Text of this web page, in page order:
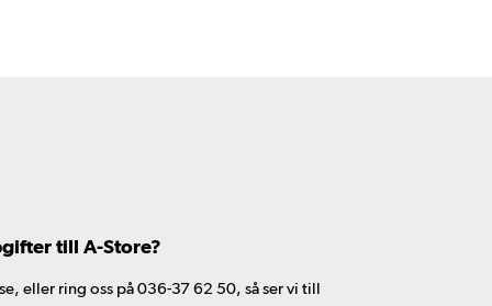
till A-Store?
eller ring oss på 036-37 62 50, så ser vi till